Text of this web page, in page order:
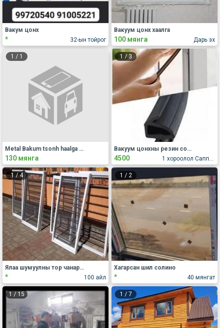
32-ын тойрог
Вакум цонх
* Дарь эх
Вакуум цонх хаалга
100 мянга
1 / 1
Metal Bakum tsonh haalga hana hiine
130 мянга
1 / 3
1 хороолол Саппоро
Вакуум цонхны резин солино
4500
1 /4
100 айл
Ялаа шумуулны тор чанартай хийнэ
*
1 / 2
40 мянгат
Хагарсан шил солино
*
1 / 15 1 / 7